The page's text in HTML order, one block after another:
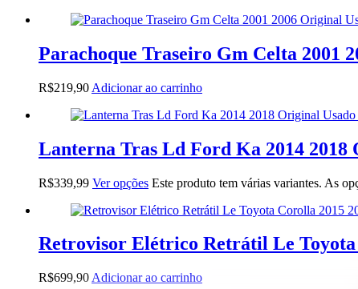
Parachoque Traseiro Gm Celta 2001
R$219,90 Adicionar ao carrinho
Lanterna Tras Ld Ford Ka 2014 2018
R$339,99 Ver opções Este produto tem várias variantes. As
Retrovisor Elétrico Retrátil Le Toyota
R$699,90 Adicionar ao carrinho